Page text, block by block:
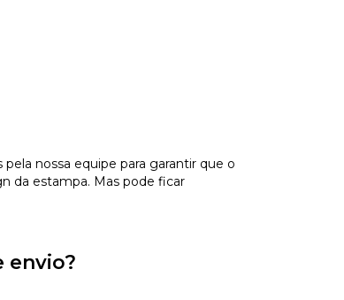
nossa equipe para garantir que o
da estampa. Mas pode ficar
envio?